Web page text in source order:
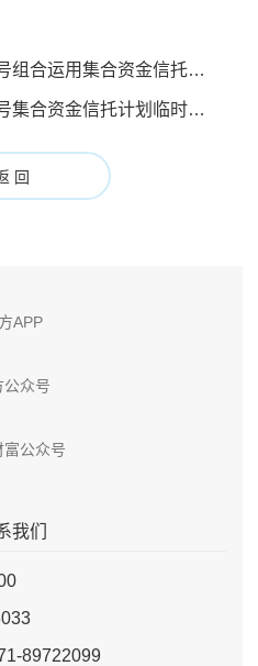
信息披露报告 （报告期：2024年12月28日至2025年3月27日）
托计划临时信息披露报告（2025年3月）
回
APP
公众号
富公众号
我们
89722099